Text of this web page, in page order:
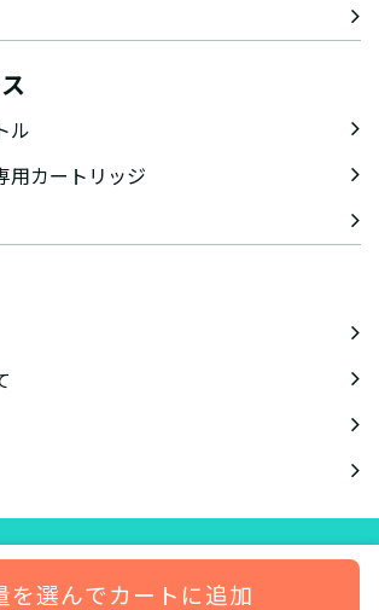
を選んでカートに追加
ル
用カートリッジ
法に基づく表記会員規約プライバシーポリシー